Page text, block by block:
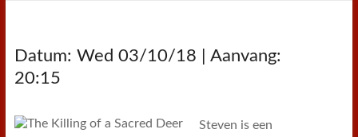
Datum: Wed 03/10/18 | Aanvang:
20:15
Steven is een